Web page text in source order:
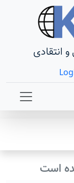
انتقادی
است